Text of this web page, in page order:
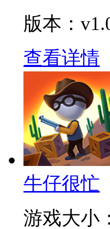
版本：
查看详情
牛仔很忙
游戏大小：